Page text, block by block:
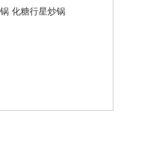
化糖行星炒锅